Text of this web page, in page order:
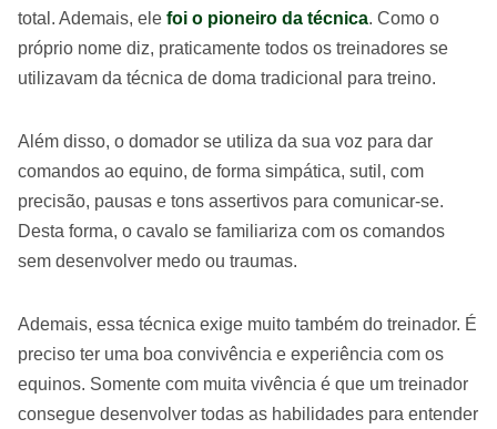
total. Ademais, ele foi o pioneiro da técnica. Como o
próprio nome diz, praticamente todos os treinadores se
utilizavam da técnica de doma tradicional para treino.
Além disso, o domador se utiliza da sua voz para dar
comandos ao equino, de forma simpática, sutil, com
precisão, pausas e tons assertivos para comunicar-se.
Desta forma, o cavalo se familiariza com os comandos
sem desenvolver medo ou traumas.
Ademais, essa técnica exige muito também do treinador. É
preciso ter uma boa convivência e experiência com os
equinos. Somente com muita vivência é que um treinador
consegue desenvolver todas as habilidades para entender